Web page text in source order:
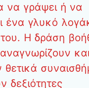
να γράψει ή να
ένα γλυκό
Η δράση
δεξιότητες